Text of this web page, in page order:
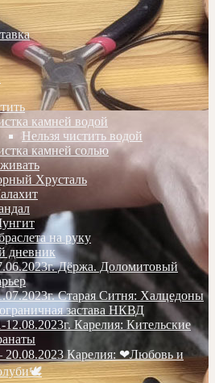
камней водой
Нельзя чистить водой
камней солью
Хрусталь
на руку
дневник
Дёржа. Доломитовый
Старая Ситня: Халцедоны
застава НКВД
12.08.2023г. Карелия: Кительские
Карелия: ❤Любовь и